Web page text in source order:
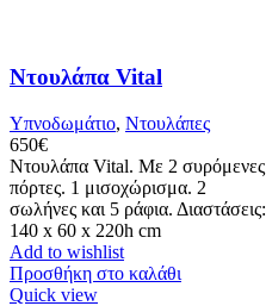
Ντουλάπα Vital
Υπνοδωμάτιο, Ντουλάπες
650€
Ντουλάπα Vital. Με 2 συρόμενες
πόρτες. 1 μισοχώρισμα. 2
σωλήνες και 5 ράφια. Διαστάσεις:
140 x 60 x 220h cm
Add to wishlist
Προσθήκη στο καλάθι
Quick view